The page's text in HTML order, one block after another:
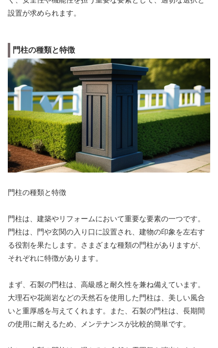
設置が求められます。
門柱の種類と特徴
門柱の種類と特徴
門柱は、建築やリフォームにおいて重要な要素の一つです。
門柱は、門や玄関の入り口に設置され、建物の印象を左右す
る役割を果たします。さまざまな種類の門柱がありますが、
それぞれに特徴があります。
まず、石製の門柱は、高級感と耐久性を兼ね備えています。
大理石や花崗岩などの天然石を使用した門柱は、美しい風合
いと重厚感を与えてくれます。また、石製の門柱は、長期間
の使用に耐えるため、メンテナンスが比較的簡単です。